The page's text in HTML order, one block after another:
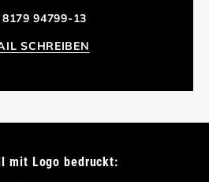
94799-13
SCHREIBEN
mit Logo bedruckt: